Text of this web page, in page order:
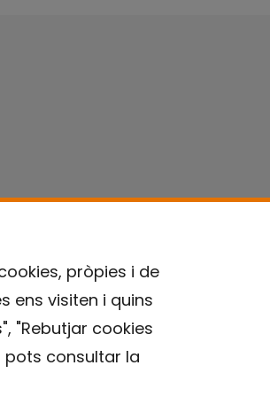
pròpies i de
ens visiten i quins
"Rebutjar cookies
pots consultar la
Contacte
de privacitat Política de Cookies